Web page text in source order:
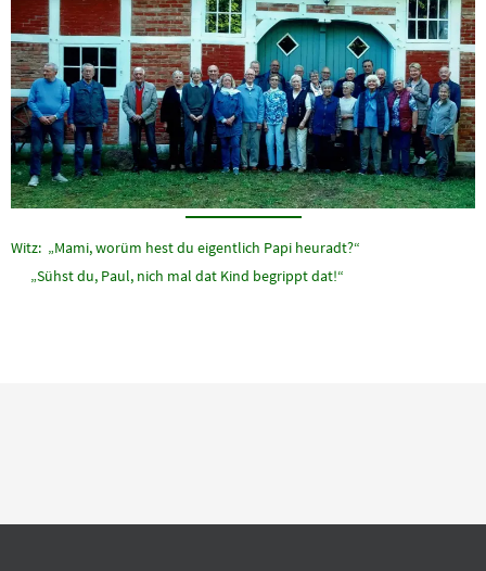
Witz: „Mami, worüm hest du eigentlich Papi heuradt?“
„Sühst du, Paul, nich mal dat Kind begrippt dat!“